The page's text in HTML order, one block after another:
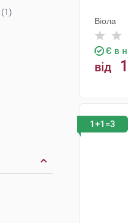
(1)
Віола
Є в
від
1+1=3